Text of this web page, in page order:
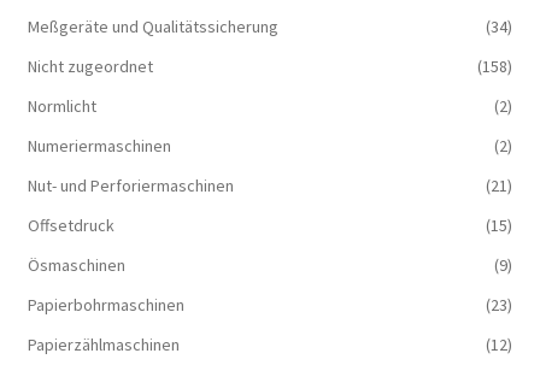
Meßgeräte und Qualitätssicherung
(34)
Nicht zugeordnet
(158)
Normlicht
(2)
Numeriermaschinen
(2)
Nut- und Perforiermaschinen
(21)
Offsetdruck
(15)
Ösmaschinen
(9)
Papierbohrmaschinen
(23)
Papierzählmaschinen
(12)